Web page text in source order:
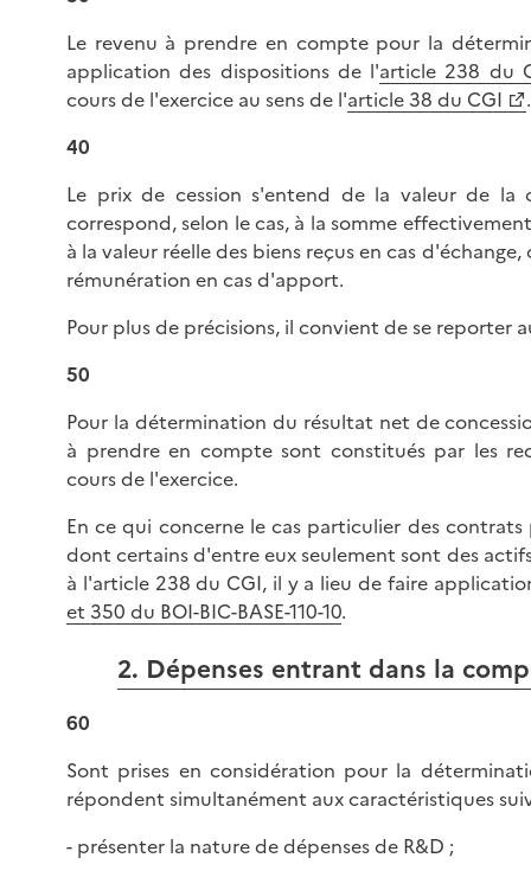
Le revenu à prendre en compte pour la
application des dispositions de l'article 238 du
cours de l'exercice au sens de l'article 38 du CGI
.
40
Le prix de cession s'entend de la valeur de
correspond, selon le cas, à la somme
à la valeur réelle des biens reçus en cas
rémunération en cas d'apport.
Pour plus de précisions, il convient de se reporter
50
Pour la détermination du résultat net de
à prendre en compte sont constitués par les
cours de l'exercice.
En ce qui concerne le cas particulier des
dont certains d'entre eux seulement sont des
à l'article 238 du CGI, il y a lieu de faire
et 350 du BOI-BIC-BASE-110-10.
2. Dépenses entrant dans la
60
Sont prises en considération pour la
répondent simultanément aux caractéristiques
- présenter la nature de dépenses de R&D ;